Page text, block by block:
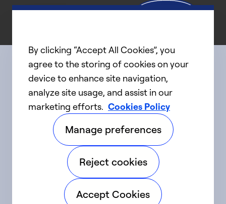
Connect with us
linkedIntwitter facebookyoutube
©2025 Carrier. Tous droits réservés.
Accessibilité Avis sur la confidentialité
Conditions d'utilisation Parlez fort
By clicking “Accept All Cookies”, you
agree to the storing of cookies on your
device to enhance site navigation,
analyze site usage, and assist in our
marketing efforts. Cookies Policy
Manage preferences
Reject cookies
Accept Cookies